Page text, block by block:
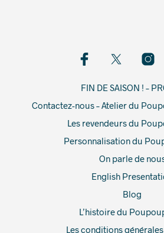
FIN DE SAISON ! –
Contactez-nous – Atelier du
Les revendeurs du
Personnalisation du
On parle de
English
Blog
L’histoire du
Les conditions